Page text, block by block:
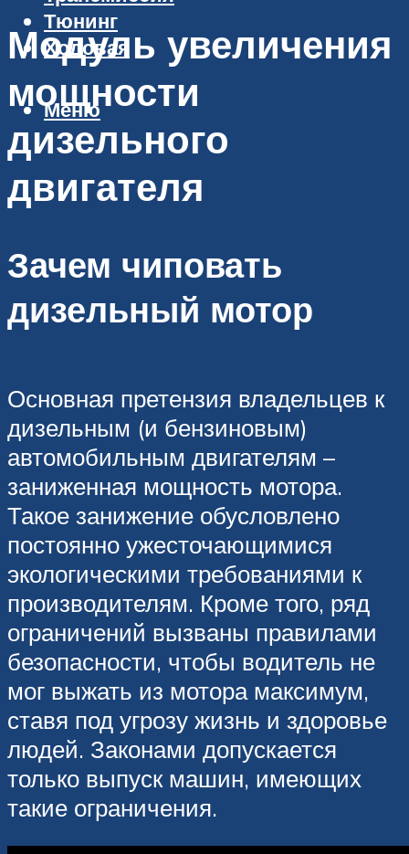
Тюнинг
Ходовая
Меню
Модуль увеличения
мощности
дизельного
двигателя
Зачем чиповать
дизельный мотор
Основная претензия владельцев к
дизельным (и бензиновым)
автомобильным двигателям –
заниженная мощность мотора.
Такое занижение обусловлено
постоянно ужесточающимися
экологическими требованиями к
производителям. Кроме того, ряд
ограничений вызваны правилами
безопасности, чтобы водитель не
мог выжать из мотора максимум,
ставя под угрозу жизнь и здоровье
людей. Законами допускается
только выпуск машин, имеющих
такие ограничения.